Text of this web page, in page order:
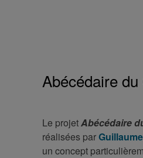
Abécédaire
Le projetAbécédaire
réalisées par
un concept